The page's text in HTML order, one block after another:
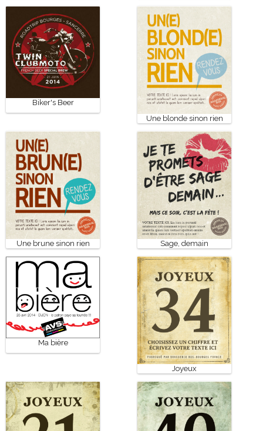
Biker's Beer
Une blonde sinon rien
Une brune sinon rien Sage, demain
Ma bière
Joyeux